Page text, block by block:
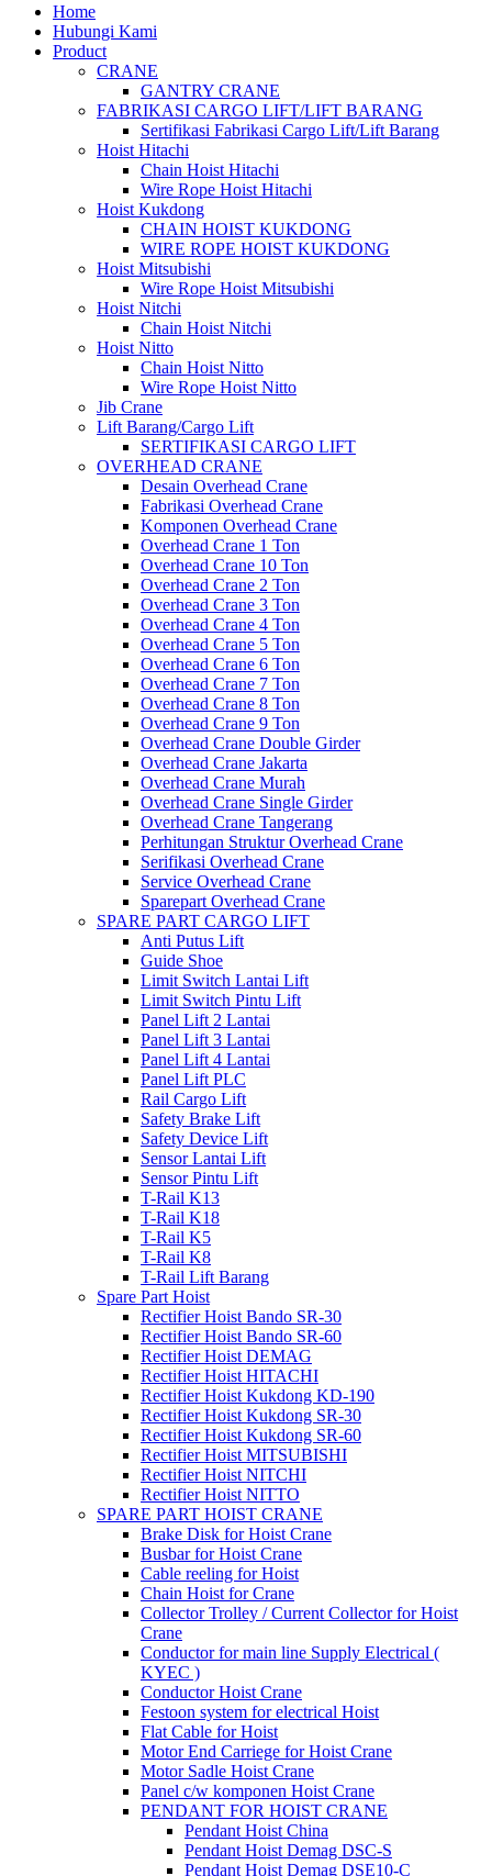
Home
Hubungi Kami
Product
CRANE
GANTRY CRANE
FABRIKASI CARGO LIFT/LIFT BARANG
Sertifikasi Fabrikasi Cargo Lift/Lift Barang
Hoist Hitachi
Chain Hoist Hitachi
Wire Rope Hoist Hitachi
Hoist Kukdong
CHAIN HOIST KUKDONG
WIRE ROPE HOIST KUKDONG
Hoist Mitsubishi
Wire Rope Hoist Mitsubishi
Hoist Nitchi
Chain Hoist Nitchi
Hoist Nitto
Chain Hoist Nitto
Wire Rope Hoist Nitto
Jib Crane
Lift Barang/Cargo Lift
SERTIFIKASI CARGO LIFT
OVERHEAD CRANE
Desain Overhead Crane
Fabrikasi Overhead Crane
Komponen Overhead Crane
Overhead Crane 1 Ton
Overhead Crane 10 Ton
Overhead Crane 2 Ton
Overhead Crane 3 Ton
Overhead Crane 4 Ton
Overhead Crane 5 Ton
Overhead Crane 6 Ton
Overhead Crane 7 Ton
Overhead Crane 8 Ton
Overhead Crane 9 Ton
Overhead Crane Double Girder
Overhead Crane Jakarta
Overhead Crane Murah
Overhead Crane Single Girder
Overhead Crane Tangerang
Perhitungan Struktur Overhead Crane
Serifikasi Overhead Crane
Service Overhead Crane
Sparepart Overhead Crane
SPARE PART CARGO LIFT
Anti Putus Lift
Guide Shoe
Limit Switch Lantai Lift
Limit Switch Pintu Lift
Panel Lift 2 Lantai
Panel Lift 3 Lantai
Panel Lift 4 Lantai
Panel Lift PLC
Rail Cargo Lift
Safety Brake Lift
Safety Device Lift
Sensor Lantai Lift
Sensor Pintu Lift
T-Rail K13
T-Rail K18
T-Rail K5
T-Rail K8
T-Rail Lift Barang
Spare Part Hoist
Rectifier Hoist Bando SR-30
Rectifier Hoist Bando SR-60
Rectifier Hoist DEMAG
Rectifier Hoist HITACHI
Rectifier Hoist Kukdong KD-190
Rectifier Hoist Kukdong SR-30
Rectifier Hoist Kukdong SR-60
Rectifier Hoist MITSUBISHI
Rectifier Hoist NITCHI
Rectifier Hoist NITTO
SPARE PART HOIST CRANE
Brake Disk for Hoist Crane
Busbar for Hoist Crane
Cable reeling for Hoist
Chain Hoist for Crane
Collector Trolley / Current Collector for Hoist
Crane
Conductor for main line Supply Electrical (
KYEC )
Conductor Hoist Crane
Festoon system for electrical Hoist
Flat Cable for Hoist
Motor End Carriege for Hoist Crane
Motor Sadle Hoist Crane
Panel c/w komponen Hoist Crane
PENDANT FOR HOIST CRANE
Pendant Hoist China
Pendant Hoist Demag DSC-S
Pendant Hoist Demag DSE10-C